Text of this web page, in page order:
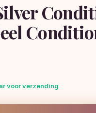
voor verzending